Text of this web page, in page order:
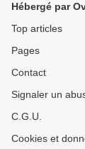
Hébergé par
Top articles
Pages
Contact
Signaler un
C.G.U.
Cookies et